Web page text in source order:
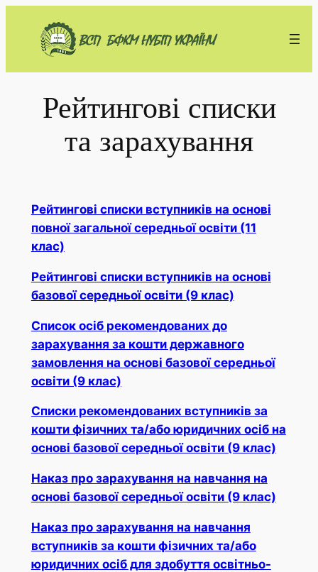
вмісту
Рейтингові списки
та зарахування
Рейтингові списки вступників на основі
повної загальної середньої освіти (11
клас)
Рейтингові списки вступників на основі
базової середньої освіти (9 клас)
Список осіб рекомендованих до
зарахування за кошти державного
замовлення на основі базової середньої
освіти (9 клас)
Списки рекомендованих вступників за
кошти фізичних та/або юридичних осіб на
основі базової середньої освіти (9 клас)
Наказ про зарахування на навчання на
основі базової середньої освіти (9 клас)
Наказ про зарахування на навчання
вступників за кошти фізичних та/або
юридичних осіб для здобуття освітньо-